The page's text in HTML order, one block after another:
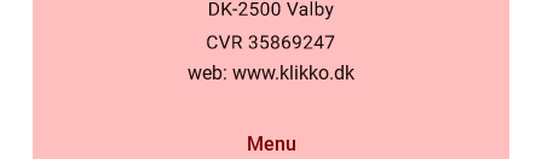
web: www.klikko.dk
Menu